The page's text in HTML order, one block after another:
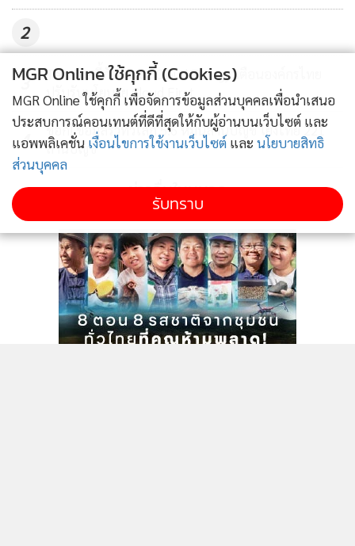
พิกเซล ที่ออกแบบขึ้นใหม่ พร้อมด้วยระบบป้องกันภาพสั่นไหวคู่
แบบออปติคอล กล้องมุมกว้างมีรูรับแสงขนาด ƒ/1.8 ส่วนกล้อง
เทเลโฟโต้มีรูรับแสงกว้างขึ้นเป็น ƒ/2.4
2
3
Tenable ชี้ภัย Toxic Cloud Trilogy เตือนองค์กรไทย
ปรับรับนโยบาย Cloud First
4
ช็อก! ข้อมูลรั่วทั่วโลก 5.6 หมื่นล้านบัญชี โยงไทย 221
ล้านบัญชี
ข่าวอื่นในหมวด
MGR Online ใช้คุกกี้ (Cookies)
MGR Online ใช้คุกกี้ เพื่อจัดการข้อมูลส่วนบุคคลเพื่อนำเสนอ
ประสบการณ์คอนเทนต์ที่ดีที่สุดให้กับผู้อ่านบนเว็บไซต์ และ
แอพพลิเคชั่น เงื่อนไขการใช้งานเว็บไซต์ และ นโยบายสิทธิ
ส่วนบุคคล
รับทราบ